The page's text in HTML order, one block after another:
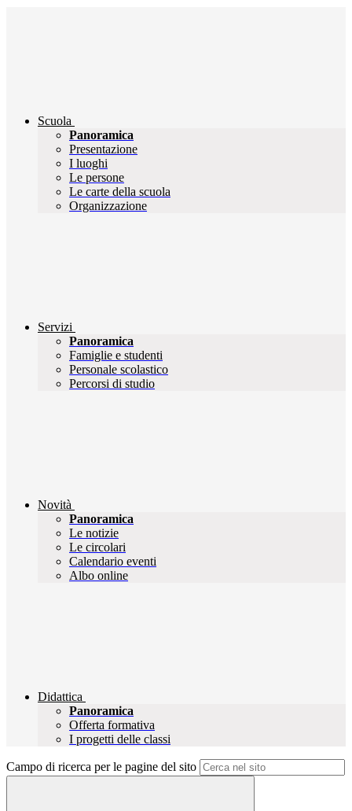
Scuola
Panoramica
Presentazione
I luoghi
Le persone
Le carte della scuola
Organizzazione
Servizi
Panoramica
Famiglie e studenti
Personale scolastico
Percorsi di studio
Novità
Panoramica
Le notizie
Le circolari
Calendario eventi
Albo online
Didattica
Panoramica
Offerta formativa
I progetti delle classi
Campo di ricerca per le pagine del sito